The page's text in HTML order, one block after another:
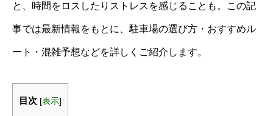
と、時間をロスしたりストレスを感じることも。この記
事では最新情報をもとに、駐車場の選び方・おすすめル
ート・混雑予想などを詳しくご紹介します。
目次 [表示]